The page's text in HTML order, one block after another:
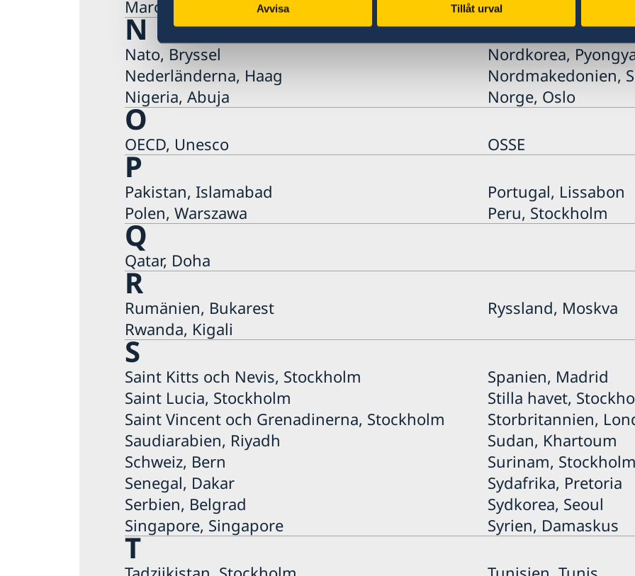
Avvisa Tillåt urval
Marocko, Rabat
Moldavien, Chisinau
N
Nato, Bryssel
Nederländerna, Haag
Nigeria, Abuja
Nordkorea,
Nordmakedonien,
Norge, Oslo
O
OECD, Unesco OSSE
P
Pakistan, Islamabad
Polen, Warszawa
Portugal, Lissabon
Peru, Stockholm
Q
Qatar, Doha
R
Rumänien, Bukarest
Rwanda, Kigali
Ryssland, Moskva
S
Saint Kitts och Nevis, Stockholm
Saint Lucia, Stockholm
Saint Vincent och Grenadinerna, Stockholm
Saudiarabien, Riyadh
Schweiz, Bern
Senegal, Dakar
Serbien, Belgrad
Singapore, Singapore
Spanien, Madrid
Stilla havet,
Storbritannien,
Sudan, Khartoum
Surinam, Stockholm
Sydafrika, Pretoria
Sydkorea, Seoul
Syrien, Damaskus
T